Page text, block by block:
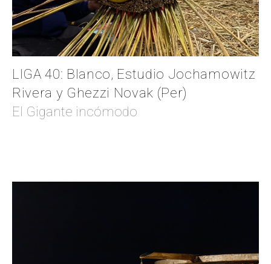
LIGA 40: Blanco, Estudio Jochamowitz
Rivera y Ghezzi Novak (Per)
El Gigante incómodo